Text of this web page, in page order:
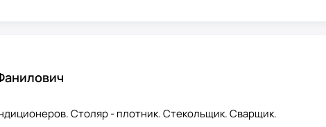
Столяр - плотник. Стекольщик. Сварщик.